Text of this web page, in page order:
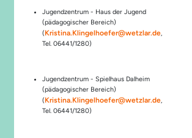
Jugendzentrum - Haus der Jugend
(pädagogischer Bereich)
(Kristina.Klingelhoefer@wetzlar.de,
Tel. 06441/1280)
Jugendzentrum - Spielhaus Dalheim
(pädagogischer Bereich)
(Kristina.Klingelhoefer@wetzlar.de,
Tel. 06441/1280)